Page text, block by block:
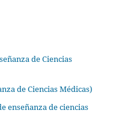
de Ciencias
de Ciencias Médicas)
enseñanza de ciencias